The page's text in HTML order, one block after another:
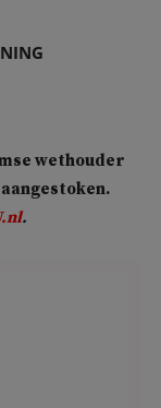
wethouder
.